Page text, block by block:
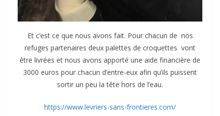
Et c’est ce que nous avons fait. Pour chacun de nos
refuges partenaires deux palettes de croquettes vont
être livrées et nous avons apporté une aide financière de
3000 euros pour chacun d’entre-eux afin qu’ils puissent
sortir un peu la tête hors de l’eau.
https://www.levriers-sans-frontieres.com/